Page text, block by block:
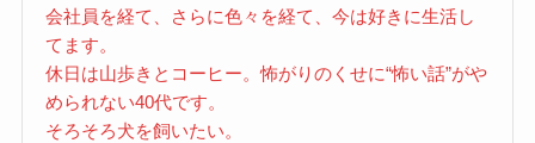
会社員を経て、さらに色々を経て、今は好きに生活し
てます。
休日は山歩きとコーヒー。怖がりのくせに“怖い話”がや
められない40代です。
そろそろ犬を飼いたい。